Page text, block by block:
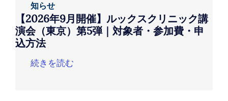
知らせ
【2026年9月開催】ルックスクリニック講
演会（東京）第5弾｜対象者・参加費・申
込方法
続きを読む